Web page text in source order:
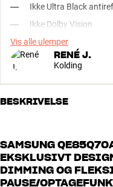
Ikke Ultra Black
Ikke Dolby Vision
Vis alle ulemper
RENÉ J.
Kolding
BESKRIVELSE
SAMSUNG
EKSKLUSIVT
DIMMING OG
PAUSE/